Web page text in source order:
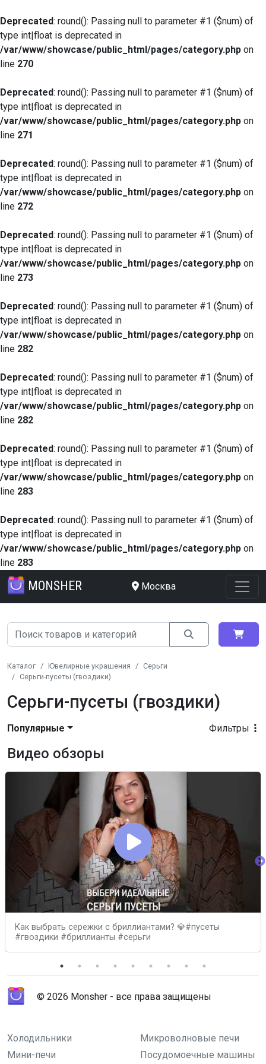
Deprecated: round(): Passing null to parameter #1 ($num) of
type int|float is deprecated in
/var/www/showcase/public_html/pages/category.php on
line 270
Deprecated: round(): Passing null to parameter #1 ($num) of
type int|float is deprecated in
/var/www/showcase/public_html/pages/category.php on
line 271
Deprecated: round(): Passing null to parameter #1 ($num) of
type int|float is deprecated in
/var/www/showcase/public_html/pages/category.php on
line 272
Deprecated: round(): Passing null to parameter #1 ($num) of
type int|float is deprecated in
/var/www/showcase/public_html/pages/category.php on
line 273
Deprecated: round(): Passing null to parameter #1 ($num) of
type int|float is deprecated in
/var/www/showcase/public_html/pages/category.php on
line 282
Deprecated: round(): Passing null to parameter #1 ($num) of
type int|float is deprecated in
/var/www/showcase/public_html/pages/category.php on
line 282
Deprecated: round(): Passing null to parameter #1 ($num) of
type int|float is deprecated in
/var/www/showcase/public_html/pages/category.php on
line 283
Deprecated: round(): Passing null to parameter #1 ($num) of
type int|float is deprecated in
/var/www/showcase/public_html/pages/category.php on
line 283
MONSHER Москва
Каталог Ювелирные украшения
Серьги
Серьги-пусеты (гвоздики)
Серьги-пусеты (гвоздики)
Фильтры
Популярные
Видео обзоры
Как выбрать сережки с бриллиантами? 💎#пусеты
#гвоздики #бриллианты #серьги
© 2026 Monsher - все права защищены
Холодильники
Микроволновые печи
Мини-печи
Посудомоечные машины